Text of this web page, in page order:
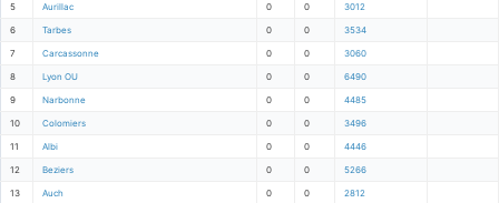
5 Aurillac 0 0 3012
6 Tarbes 0 0 3534
7 Carcassonne 0 0 3060
8 Lyon OU 0 0 6490
9 Narbonne 0 0 4485
10 Colomiers 0 0 3496
11 Albi 0 0 4446
12 Beziers 0 0 5266
13 Auch 0 0 2812